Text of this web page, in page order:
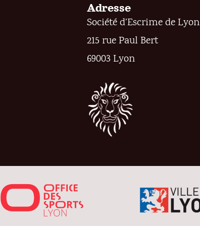
Adresse
Société d’Escrime de Lyon
215 rue Paul Bert
69003 Lyon